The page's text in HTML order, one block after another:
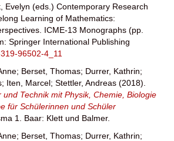
Evelyn (eds.) Contemporary Research
Learning of Mathematics:
ICME-13 Monographs (pp.
Springer International Publishing
96502-4_11
; Berset, Thomas; Durrer, Kathrin;
; Iten, Marcel; Stettler, Andreas (2018).
und Technik mit Physik, Chemie, Biologie
für Schülerinnen und Schüler
1. Baar: Klett und Balmer.
; Berset, Thomas; Durrer, Kathrin;